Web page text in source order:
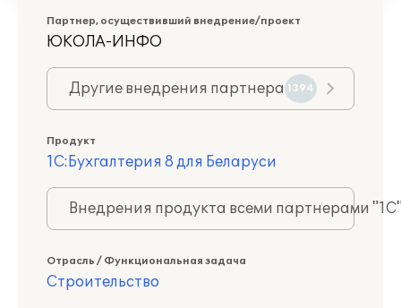
Партнер, осуществивший внедрение/проект
ЮКОЛА-ИНФО
Другие внедрения партнера 1394
Продукт
1С:Бухгалтерия 8 для Беларуси
Внедрения продукта всеми партнерами
Отрасль / Функциональная задача
Строительство